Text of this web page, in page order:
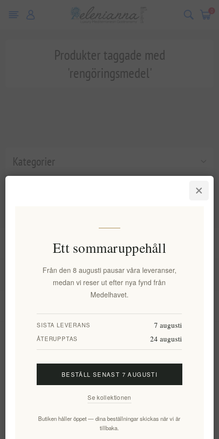
0
Kategorier
Produkter taggade med
'rengöringsmedel'
Mitt konto
Prenumerera Avsluta bevakning
Ett sommaruppehåll
Från den 8 augusti pausar våra leveranser,
medan vi reser ut efter nya fynd från
Medelhavet.
SISTA LEVERANS 7 augusti
ÅTERUPPTAS 24 augusti
BESTÄLL SENAST 7 AUGUSTI
Se kollektionen
Butiken håller öppet — dina beställningar skickas när vi är
tillbaka.